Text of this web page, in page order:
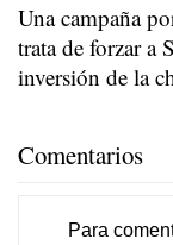
Una campaña
trata de forzar a
inversión de la
Comentarios
Para